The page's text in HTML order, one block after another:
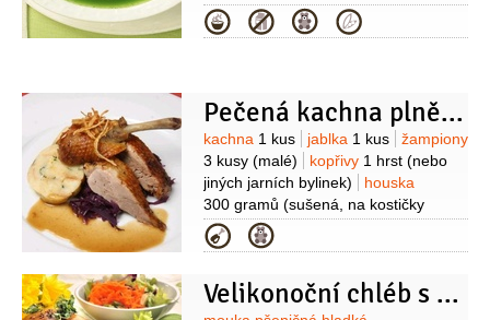
Kategorie
Pečená kachna plněná
Suroviny
kachna 1 kus jablka 1 kus
žampiony
3 kusy (malé) kopřivy 1 hrst (nebo
jiných jarních bylinek)
houska
300 gramů (sušená, na kostičky
nakrájená)
1 decilitr
mouka pšeničná hrubá
Kategorie
Velikonoční chléb s bylinkovou náplní